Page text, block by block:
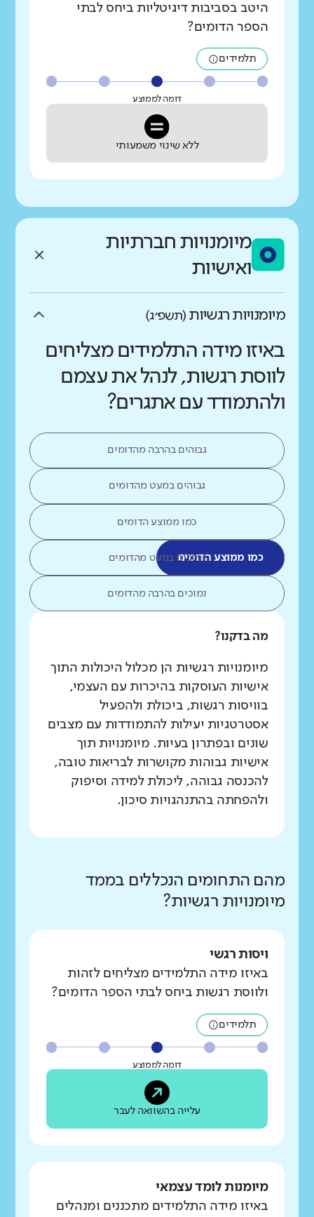
היטב בסביבות דיגיטליות ביחס לבתי
הספר הדומים?
תלמידים
דומה לממוצע
ללא שינוי משמעותי
מיומנויות חברתיות
ואישיות
מיומנויות רגשיות (תשפ״ג)
באיזו מידה התלמידים מצליחים
לווסת רגשות, לנהל את עצמם
ולהתמודד עם אתגרים?
גבוהים בהרבה מהדומים
גבוהים במעט מהדומים
כמו ממוצע הדומים
כמו ממוצע הדומיםנמוכים במעט מהדומים
נמוכים בהרבה מהדומים
מה בדקנו?
מיומנויות רגשיות הן מכלול היכולות התוך
אישיות העוסקות בהיכרות עם העצמי,
בוויסות רגשות, ביכולת ולהפעיל
אסטרטגיות יעילות להתמודדות עם מצבים
שונים ובפתרון בעיות. מיומנויות תוך
אישיות גבוהות מקושרות לבריאות טובה,
להכנסה גבוהה, ליכולת למידה וסיפוק
ולהפחתה בהתנהגויות סיכון.
מהם התחומים הנכללים בממד
מיומנויות רגשיות?
ויסות רגשי
באיזו מידה התלמידים מצליחים לזהות
ולווסת רגשות ביחס לבתי הספר הדומים?
תלמידים
דומה לממוצע
עלייה בהשוואה לעבר
מיומנות לומד עצמאי
באיזו מידה התלמידים מתכננים ומנהלים